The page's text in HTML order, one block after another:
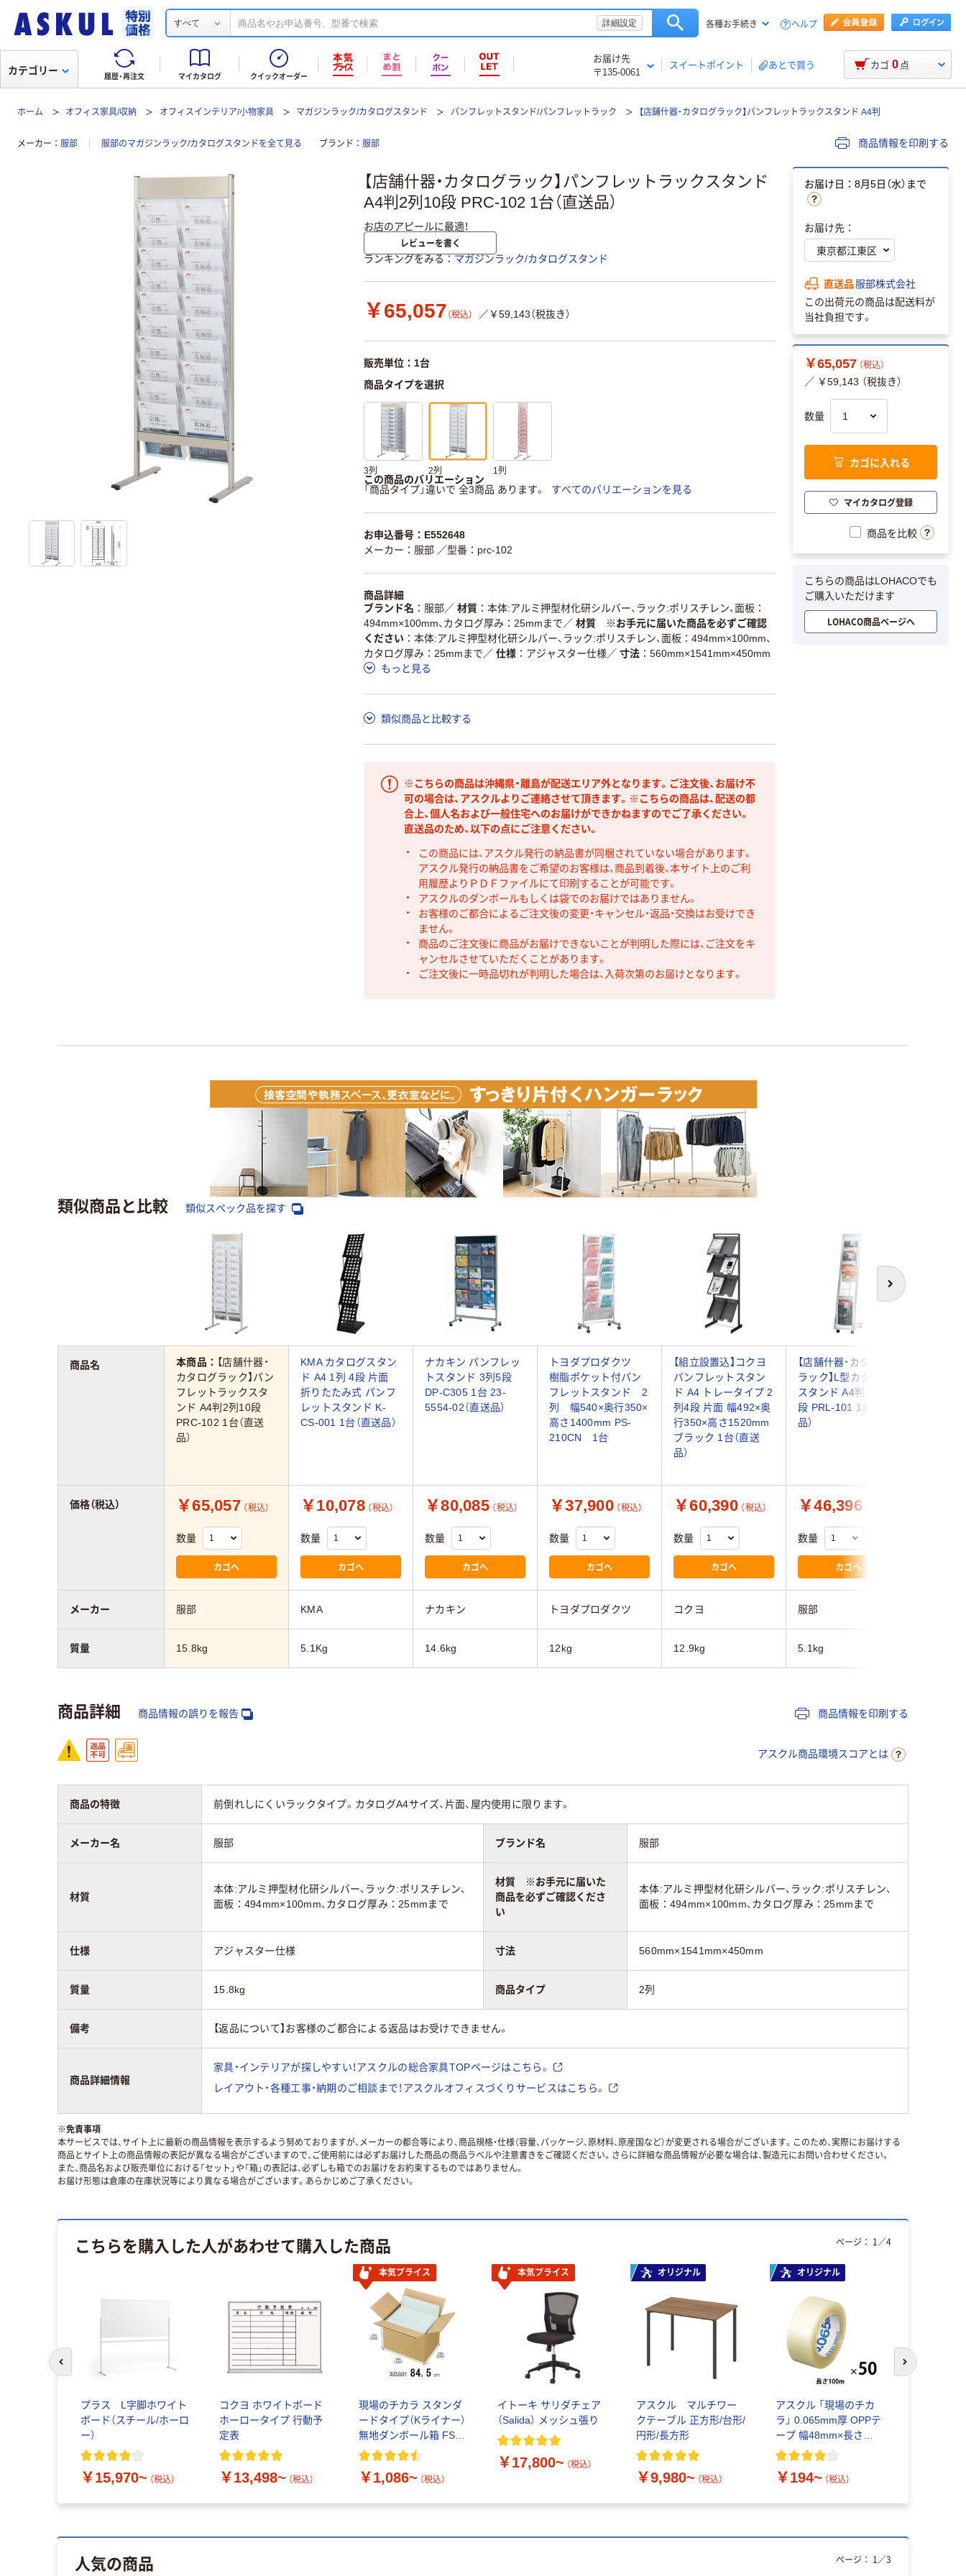
すべて 詳細設定 各種お手続き ヘルプ
履歴・再注文 マイカタログ クイックオーダー
お届け先
〒135-0061
スイートポイント あとで買う
カテゴリー カゴ 0 点
ホーム オフィス家具/収納 オフィスインテリア/小物家具 マガジンラック/カタログスタンド パンフレットスタンド/パンフレットラック 【店舗什器・カタログラック】パンフレットラックスタンド A4判
メーカー 服部 服部のマガジンラック/カタログスタンドを全て見る ブランド 服部 商品情報を印刷する
【店舗什器・カタログラック】パンフレットラックスタンド
A4判2列10段 PRC-102 1台（直送品）
お店のアピールに最適！
レビューを書く
ランキングをみる マガジンラック/カタログスタンド
￥65,057 （税込） ／￥59,143（税抜き）
販売単位：1台
商品タイプを選択
3列 2列 1列
この商品のバリエーション
「商品タイプ」違いで 全3商品 あります。
すべてのバリエーションを見る
お申込番号：E552648
メーカー：服部 ／型番：prc-102
商品詳細
ブランド名
服部／ 材質
本体:アルミ押型材化研シルバー、ラック:ポリスチレン、面板：
494mm×100mm、カタログ厚み：25mmまで ／ 材質 ※お手元に届いた商品を必ずご確認
ください
本体:アルミ押型材化研シルバー、ラック:ポリスチレン、面板：494mm×100mm、
カタログ厚み：25mmまで ／ 仕様 アジャスター仕様／ 寸法
560mm×1541mm×450mm
もっと見る
類似商品と比較する
※こちらの商品は沖縄県・離島が配送エリア外となります。ご注文後、お届け不
可の場合は、アスクルよりご連絡させて頂きます。※こちらの商品は、配送の都
合上、個人名および一般住宅へのお届けができかねますのでご了承ください。
直送品のため、以下の点にご注意ください。
この商品には、アスクル発行の納品書が同梱されていない場合があります。
アスクル発行の納品書をご希望のお客様は、商品到着後、本サイト上のご利
用履歴よりＰＤＦファイルにて印刷することが可能です。
アスクルのダンボールもしくは袋でのお届けではありません。
お客様のご都合によるご注文後の変更・キャンセル・返品・交換はお受けでき
ません。
商品のご注文後に商品がお届けできないことが判明した際には、ご注文をキ
ャンセルさせていただくことがあります。
ご注文後に一時品切れが判明した場合は、入荷次第のお届けとなります。
お届け日：8月5日（水）まで
お届け先：
直送品 服部株式会社
この出荷元の商品は配送料が
当社負担です。
￥65,057 （税込）
／ ￥59,143 （税抜き）
数量
カゴに入れる
マイカタログ登録
商品を比較
こちらの商品はLOHACOでも
ご購入いただけます
LOHACO商品ページへ
類似商品と比較 類似スペック品を探す
次へ
本商品： 【店舗什器・
カタログラック】パン
フレットラックスタ
ンド A4判2列10段
PRC-102 1台（直送
品）
KMA カタログスタン
ド A4 1列 4段 片面
折りたたみ式 パンフ
レットスタンド K-
CS-001 1台（直送品）
ナカキン パンフレッ
トスタンド 3列5段
DP-C305 1台 23-
5554-02（直送品）
トヨダプロダクツ
樹脂ポケット付パン
フレットスタンド 2
列 幅540×奥行350×
高さ1400mm PS-
210CN 1台
【組立設置込】コクヨ
パンフレットスタン
ド A4 トレータイプ 2
列4段 片面 幅492×奥
行350×高さ1520mm
ブラック 1台（直送
品）
【店舗什器・カタログ
ラック】L型カタログ
スタンド A4判1列10
段 PRL-101 1台（直送
品）
￥65,057 （税込）
数量
カゴへ
￥10,078 （税込）
数量
カゴへ
￥80,085 （税込）
数量
カゴへ
￥37,900 （税込）
数量
カゴへ
￥60,390 （税込）
数量
カゴへ
￥46,396
数量
カゴへ
服部 KMA ナカキン トヨダプロダクツ コクヨ 服部
15.8kg 5.1Kg 14.6kg 12kg 12.9kg 5.1kg
商品名
価格（税込）
メーカー
質量
商品詳細 商品情報の誤りを報告 商品情報を印刷する
アスクル商品環境スコアとは
商品の特徴 前倒れしにくいラックタイプ。カタログA4サイズ、片面、屋内使用に限ります。
メーカー名 服部 ブランド名 服部
材質
本体:アルミ押型材化研シルバー、ラック:ポリスチレン、
面板：494mm×100mm、カタログ厚み：25mmまで
材質 ※お手元に届いた
商品を必ずご確認くださ
い
本体:アルミ押型材化研シルバー、ラック:ポリスチレン、
面板：494mm×100mm、カタログ厚み：25mmまで
仕様 アジャスター仕様 寸法 560mm×1541mm×450mm
質量 15.8kg 商品タイプ 2列
備考 【返品について】お客様のご都合による返品はお受けできません。
商品詳細情報
家具・インテリアが探しやすい！アスクルの総合家具TOPページはこちら。
レイアウト・各種工事・納期のご相談まで！アスクルオフィスづくりサービスはこちら。
※免責事項
本サービスでは、サイト上に最新の商品情報を表示するよう努めておりますが、メーカーの都合等により、商品規格・仕様（容量、パッケージ、原材料、原産国など）が変更される場合がございます。このため、実際にお届けする
商品とサイト上の商品情報の表記が異なる場合がございますので、ご使用前には必ずお届けした商品の商品ラベルや注意書きをご確認ください。さらに詳細な商品情報が必要な場合は、製造元にお問い合わせください。
また、商品名および販売単位における「セット」や「箱」の表記は、必ずしも箱でのお届けをお約束するものではありません。
お届け形態は倉庫の在庫状況等により異なる場合がございます。あらかじめご了承ください。
こちらを購入した人があわせて購入した商品
プラス L字脚ホワイト
ボード（スチール/ホーロ
ー）
￥15,970~ （税込）
コクヨ ホワイトボード
ホーロータイプ 行動予
定表
￥13,498~ （税込）
本気プライス
現場のチカラ スタンダ
ードタイプ（Kライナー）
無地ダンボール箱 FSC
認証 オリジナル
￥1,086~ （税込）
本気プライス
イトーキ サリダチェア
（Salida） メッシュ張り
￥17,800~ （税込）
オリジナル
アスクル マルチワー
クテーブル 正方形/台形/
円形/長方形
￥9,980~ （税込）
オリジナル
アスクル 「現場のチカ
ラ」 0.065mm厚 OPPテ
ープ 幅48mm×長さ
50m・100m
￥194~ （税込）
ページ： 1 ／4
次のスライド
人気の商品 ページ： 1 ／3